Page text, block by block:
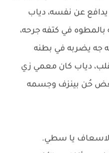
عن نفسه، دياب
في كتفه جرحه،
جه يضربه في بطنه
دياب كان معمي زي
ورى بعض حُن بينزف وجسمه
يا سطي.